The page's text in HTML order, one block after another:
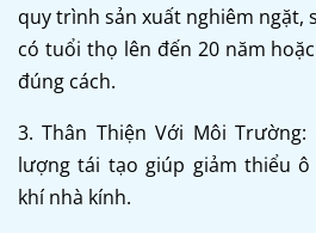
quy trình sản xuất nghiêm ngặt,
có tuổi thọ lên đến 20 năm
đúng cách.
3. Thân Thiện Với Môi
lượng tái tạo giúp giảm thiểu
khí nhà kính.